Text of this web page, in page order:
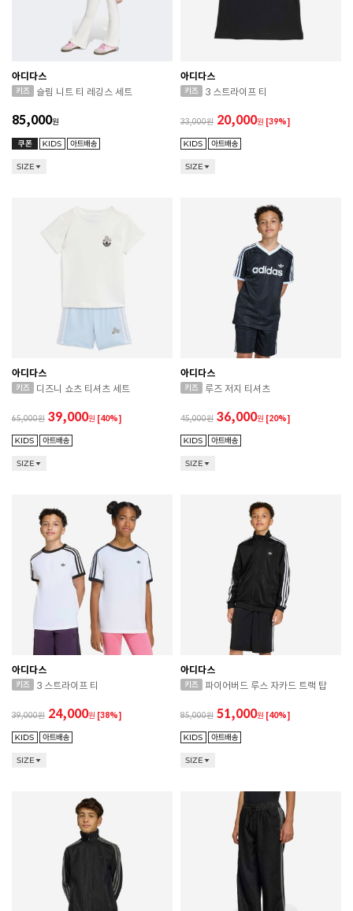
아디다스
슬림 니트 티 레깅스 세트
85,000원
SIZE
아디다스
3 스트라이프 티
33,000 20,000원 [39%]
SIZE
아디다스
디즈니 쇼츠 티셔츠 세트
65,000 39,000원 [40%]
SIZE
아디다스
루즈 저지 티셔츠
45,000 36,000원 [20%]
SIZE
아디다스
3 스트라이프 티
39,000 24,000원 [38%]
SIZE
아디다스
파이어버드 루스 자카드 트랙 탑
85,000 51,000원 [40%]
SIZE